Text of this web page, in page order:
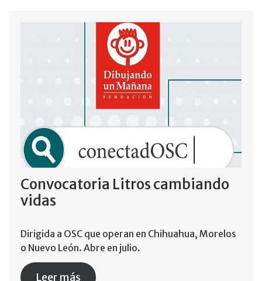
Convocatoria Litros cambiando
vidas
Dirigida a OSC que operan en Chihuahua, Morelos
o Nuevo León. Abre en julio.
Leer más